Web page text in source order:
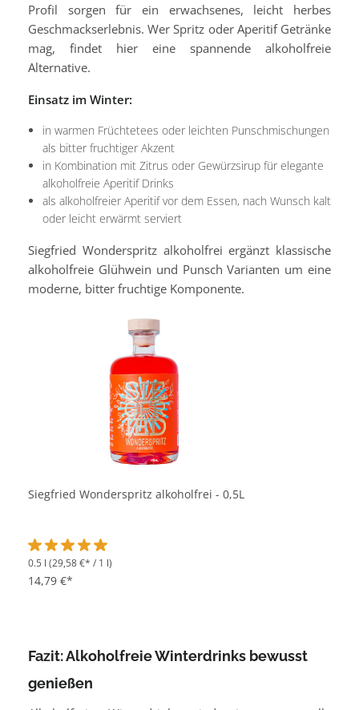
Profil sorgen für ein erwachsenes, leicht herbes
Geschmackserlebnis. Wer Spritz oder Aperitif Getränke
mag, findet hier eine spannende alkoholfreie
Alternative.
Einsatz im Winter:
in warmen Früchtetees oder leichten Punschmischungen
als bitter fruchtiger Akzent
in Kombination mit Zitrus oder Gewürzsirup für elegante
alkoholfreie Aperitif Drinks
als alkoholfreier Aperitif vor dem Essen, nach Wunsch kalt
oder leicht erwärmt serviert
Siegfried Wonderspritz alkoholfrei ergänzt klassische
alkoholfreie Glühwein und Punsch Varianten um eine
moderne, bitter fruchtige Komponente.
Siegfried Wonderspritz alkoholfrei - 0,5L
Durchschnittliche Bewertung von 5 von 5 Sternen
0.5 l (29,58 €* / 1 l)
14,79 €*
Fazit: Alkoholfreie Winterdrinks bewusst
genießen